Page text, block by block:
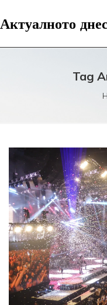
Актуалното днес
Tag